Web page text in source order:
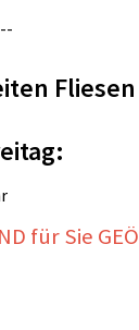
für Sie